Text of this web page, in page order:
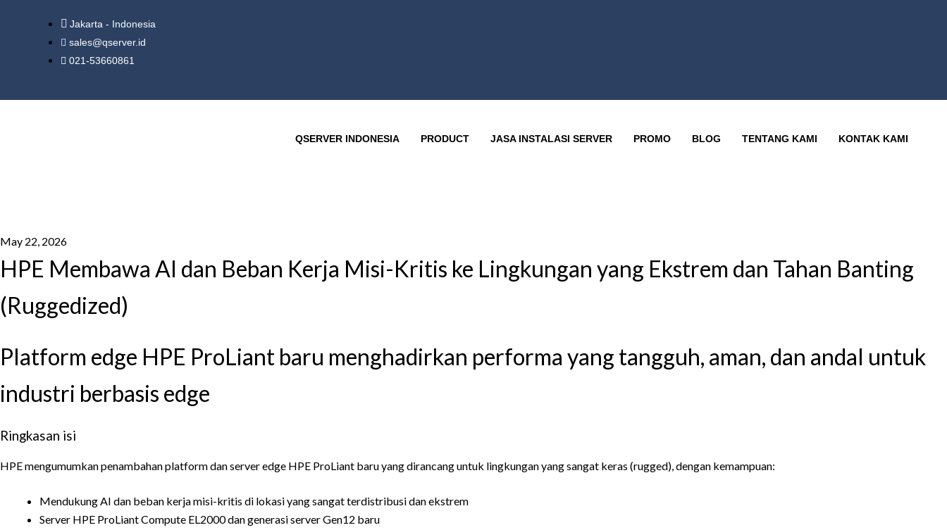
Jakarta - Indonesia
sales@qserver.id
021-53660861
QSERVER INDONESIA PRODUCT JASA INSTALASI SERVER PROMO BLOG TENTANG KAMI KONTAK KAMI
May 22, 2026
HPE Membawa AI dan Beban Kerja Misi-Kritis ke Lingkungan yang Ekstrem dan Tahan Banting
(Ruggedized)
Platform edge HPE ProLiant baru menghadirkan performa yang tangguh, aman, dan andal untuk
industri berbasis edge
Ringkasan isi
HPE mengumumkan penambahan platform dan server edge HPE ProLiant baru yang dirancang untuk lingkungan yang sangat keras (rugged), dengan kemampuan:
Mendukung AI dan beban kerja misi-kritis di lokasi yang sangat terdistribusi dan ekstrem
Server HPE ProLiant Compute EL2000 dan generasi server Gen12 baru